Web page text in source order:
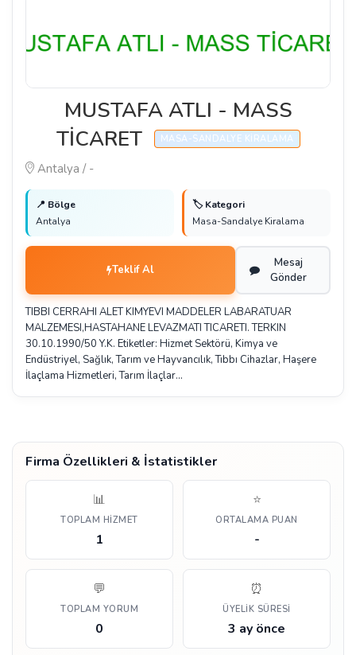
MUSTAFA ATLI - MASS
TİCARET
MASA-SANDALYE KIRALAMA
Antalya / -
📍 Bölge
Antalya
🏷️ Kategori
Masa-Sandalye Kiralama
Teklif Al
Mesaj
Gönder
TIBBI CERRAHI ALET KIMYEVI MADDELER LABARATUAR
MALZEMESI,HASTAHANE LEVAZMATI TICARETI. TERKIN
30.10.1990/50 Y.K. Etiketler: Hizmet Sektörü, Kimya ve
Endüstriyel, Sağlık, Tarım ve Hayvancılık, Tıbbı Cihazlar, Haşere
İlaçlama Hizmetleri, Tarım İlaçlar…
Firma Özellikleri & İstatistikler
📊
TOPLAM HIZMET
1
⭐
ORTALAMA PUAN
-
💬
TOPLAM YORUM
0
⏰
ÜYELIK SÜRESI
3 ay önce